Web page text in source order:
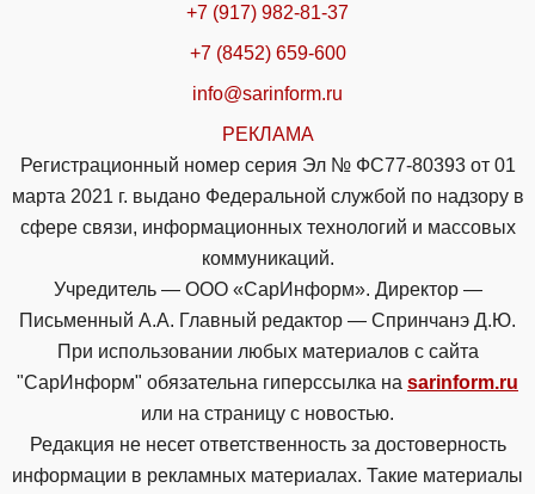
+7 (917) 982-81-37
+7 (8452) 659-600
info@sarinform.ru
РЕКЛАМА
Регистрационный номер серия Эл № ФС77-80393 от 01
марта 2021 г. выдано Федеральной службой по надзору в
сфере связи, информационных технологий и массовых
коммуникаций.
Учредитель — ООО «СарИнформ». Директор —
Письменный А.А. Главный редактор — Спринчанэ Д.Ю.
При использовании любых материалов с сайта
"СарИнформ" обязательна гиперссылка на sarinform.ru
или на страницу с новостью.
Редакция не несет ответственность за достоверность
информации в рекламных материалах. Такие материалы